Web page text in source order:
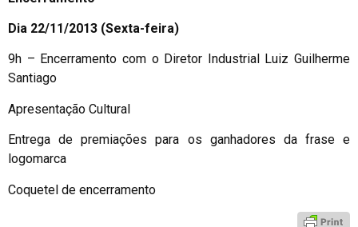
Dia 22/11/2013 (Sexta-feira)
9h – Encerramento com o Diretor Industrial Luiz Guilherme
Santiago
Apresentação Cultural
Entrega de premiações para os ganhadores da frase e
logomarca
Coquetel de encerramento